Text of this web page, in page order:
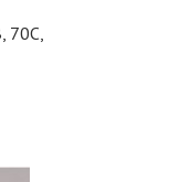
70C,